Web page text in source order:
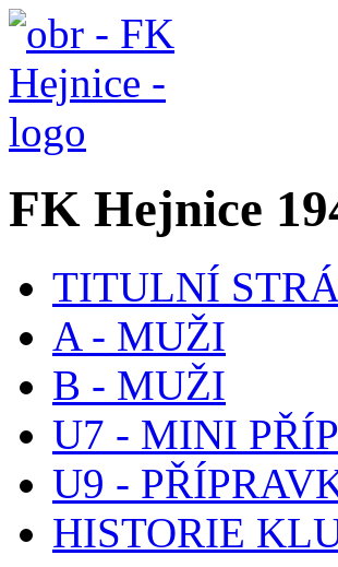
FK Hejnice
TITULNÍ
A - MUŽI
B - MUŽI
U7 - MINI
U9 -
HISTORIE